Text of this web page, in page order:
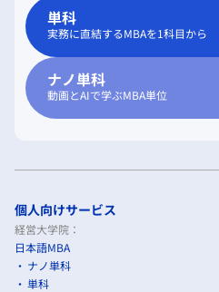
単科
実務に直結するMBAを1科目から
ナノ単科
動画とAIで学ぶMBA単位
個人向けサービス
経営大学院：
日本語MBA
ナノ単科
単科